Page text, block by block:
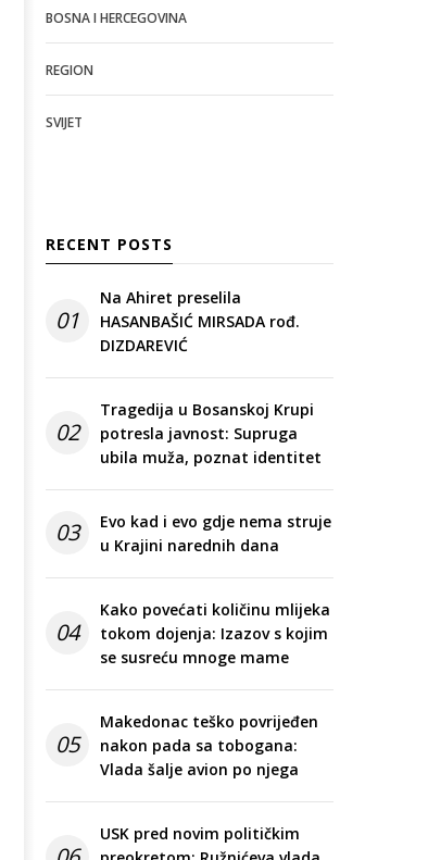
BOSNA I HERCEGOVINA
REGION
SVIJET
RECENT POSTS
01
Na Ahiret preselila
HASANBAŠIĆ MIRSADA rođ.
DIZDAREVIĆ
02
Tragedija u Bosanskoj Krupi
potresla javnost: Supruga
ubila muža, poznat identitet
03
Evo kad i evo gdje nema struje
u Krajini narednih dana
04
Kako povećati količinu mlijeka
tokom dojenja: Izazov s kojim
se susreću mnoge mame
05
Makedonac teško povrijeđen
nakon pada sa tobogana:
Vlada šalje avion po njega
USK pred novim političkim